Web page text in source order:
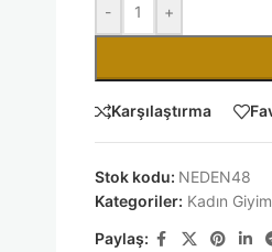
- +
Karşılaştırma
Stok kodu: NEDEN48
Kategoriler: Kadın Giyim
Paylaş: